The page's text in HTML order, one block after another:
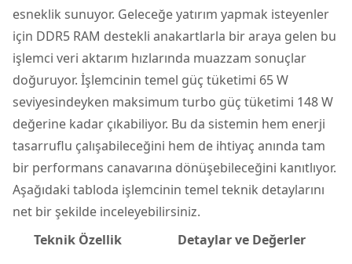
esneklik sunuyor. Geleceğe yatırım yapmak isteyenler
için DDR5 RAM destekli anakartlarla bir araya gelen bu
işlemci veri aktarım hızlarında muazzam sonuçlar
doğuruyor. İşlemcinin temel güç tüketimi 65 W
seviyesindeyken maksimum turbo güç tüketimi 148 W
değerine kadar çıkabiliyor. Bu da sistemin hem enerji
tasarruflu çalışabileceğini hem de ihtiyaç anında tam
bir performans canavarına dönüşebileceğini kanıtlıyor.
Aşağıdaki tabloda işlemcinin temel teknik detaylarını
net bir şekilde inceleyebilirsiniz.
Teknik Özellik
Detaylar ve Değerler